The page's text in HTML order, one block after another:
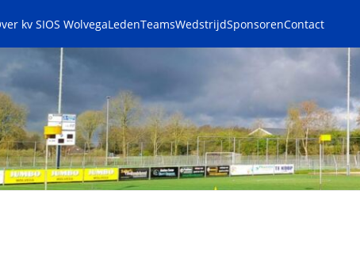
kv SIOS WolvegaLedenTeamsWedstrijdSponsorenContact